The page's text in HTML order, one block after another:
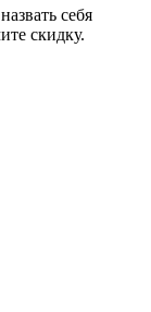
себя
скидку.